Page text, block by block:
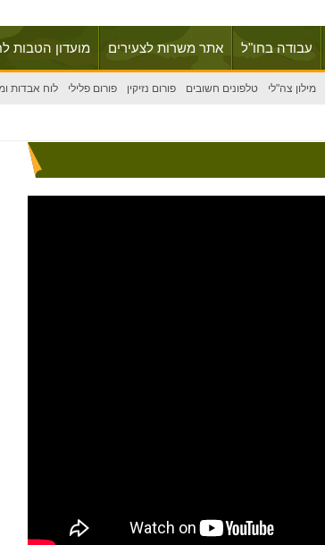
עבודה בחו"ל אתר משרות לצעירים מועדון הטבות
מילון צה"לי טלפונים חשובים פורום נזיקין פורום פלילי לוח אבדות